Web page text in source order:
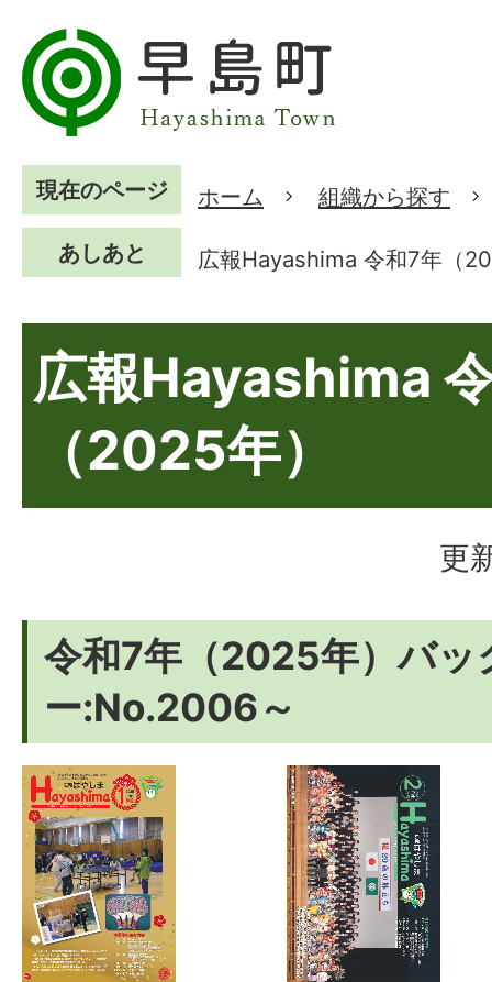
現在のページ ホーム 組織から探す
あしあと 広報Hayashima 令和7年（
広報Hayashima
（2025年）
更
令和7年（2025年）バッ
ー:No.2006～